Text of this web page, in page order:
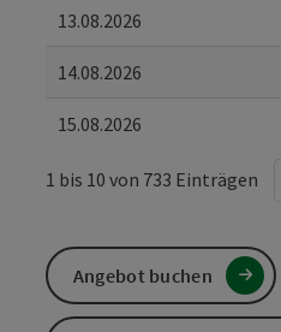
13.08.2026
14.08.2026
15.08.2026
1 bis 10 von 733 Einträgen
Angebot buchen